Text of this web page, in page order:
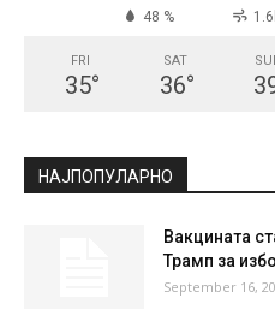
48 %
FRI
35°
SAT
36°
НАЈПОПУЛАРНО
Вакцината
Трамп за
September 16,